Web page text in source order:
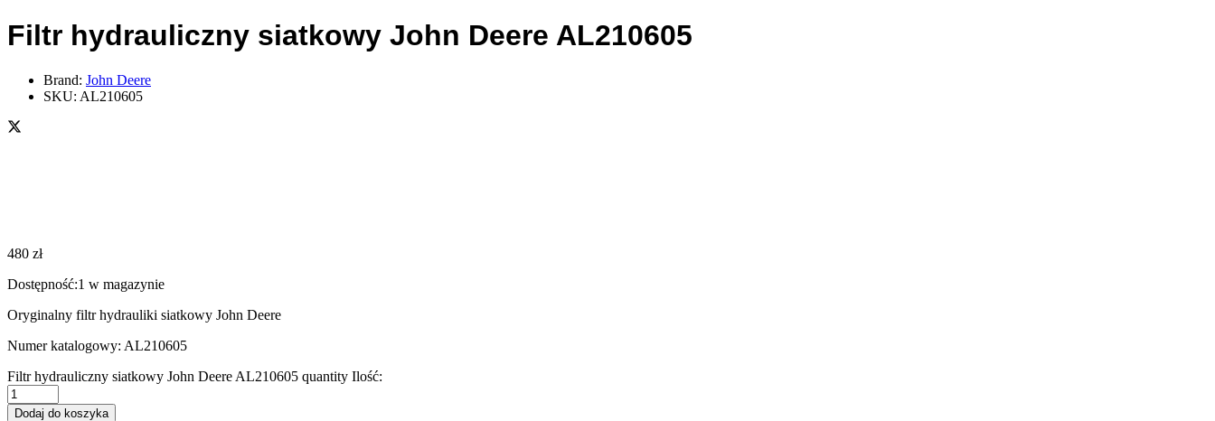
Filtr hydrauliczny siatkowy John Deere AL210605
Brand: John Deere
SKU: AL210605
480 zł
Dostępność:1 w magazynie
Oryginalny filtr hydrauliki siatkowy John Deere
Numer katalogowy: AL210605
Filtr hydrauliczny siatkowy John Deere AL210605 quantity Ilość:
Dodaj do koszyka